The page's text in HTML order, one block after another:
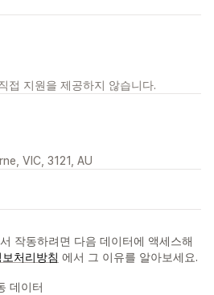
접 지원을 제공하지 않습니다.
VIC, 3121, AU
작동하려면 다음 데이터에 액세스해
처리방침 에서 그 이유를 알아보세요.
데이터